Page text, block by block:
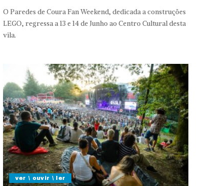
O Paredes de Coura Fan Weekend, dedicada a construções
LEGO, regressa a 13 e 14 de Junho ao Centro Cultural desta
vila.
ver \ ouvir \ ler